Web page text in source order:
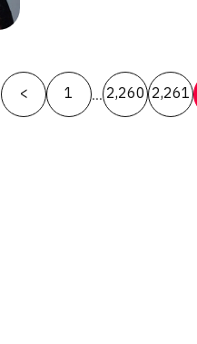
Posts
pagination
< 1 … 2,260 2,261